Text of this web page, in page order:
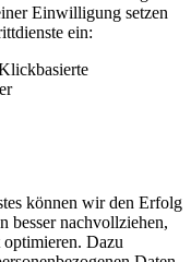
Einwilligung setzen
ein:
können wir den Erfolg
besser nachvollziehen,
optimieren. Dazu